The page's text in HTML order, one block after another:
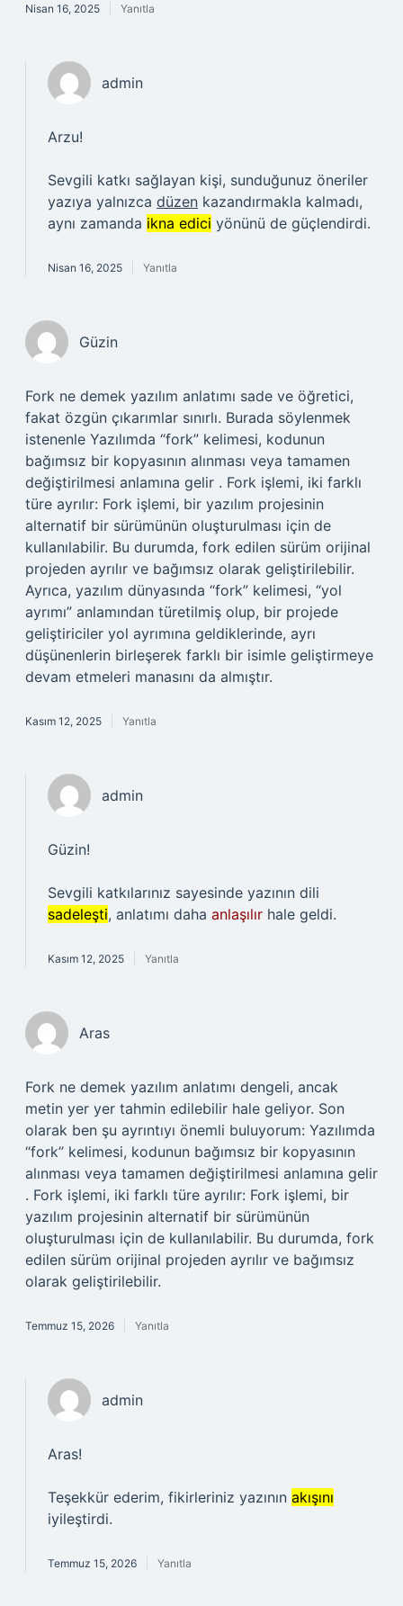
Nisan 16, 2025 Yanıtla
admin
Arzu!
Sevgili katkı sağlayan kişi, sunduğunuz öneriler
yazıya yalnızca düzen kazandırmakla kalmadı,
aynı zamanda ikna edici yönünü de güçlendirdi.
Nisan 16, 2025 Yanıtla
Güzin
Fork ne demek yazılım anlatımı sade ve öğretici,
fakat özgün çıkarımlar sınırlı. Burada söylenmek
istenenle Yazılımda “fork” kelimesi, kodunun
bağımsız bir kopyasının alınması veya tamamen
değiştirilmesi anlamına gelir . Fork işlemi, iki farklı
türe ayrılır: Fork işlemi, bir yazılım projesinin
alternatif bir sürümünün oluşturulması için de
kullanılabilir. Bu durumda, fork edilen sürüm orijinal
projeden ayrılır ve bağımsız olarak geliştirilebilir.
Ayrıca, yazılım dünyasında “fork” kelimesi, “yol
ayrımı” anlamından türetilmiş olup, bir projede
geliştiriciler yol ayrımına geldiklerinde, ayrı
düşünenlerin birleşerek farklı bir isimle geliştirmeye
devam etmeleri manasını da almıştır.
Kasım 12, 2025 Yanıtla
admin
Güzin!
Sevgili katkılarınız sayesinde yazının dili
sadeleşti, anlatımı daha anlaşılır hale geldi.
Kasım 12, 2025 Yanıtla
Aras
Fork ne demek yazılım anlatımı dengeli, ancak
metin yer yer tahmin edilebilir hale geliyor. Son
olarak ben şu ayrıntıyı önemli buluyorum: Yazılımda
“fork” kelimesi, kodunun bağımsız bir kopyasının
alınması veya tamamen değiştirilmesi anlamına gelir
. Fork işlemi, iki farklı türe ayrılır: Fork işlemi, bir
yazılım projesinin alternatif bir sürümünün
oluşturulması için de kullanılabilir. Bu durumda, fork
edilen sürüm orijinal projeden ayrılır ve bağımsız
olarak geliştirilebilir.
Temmuz 15, 2026 Yanıtla
admin
Aras!
Teşekkür ederim, fikirleriniz yazının akışını
iyileştirdi.
Temmuz 15, 2026 Yanıtla